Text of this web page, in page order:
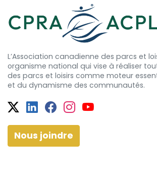
L’Association canadienne des parcs et
organisme national qui vise à réaliser
des parcs et loisirs comme moteur
et du dynamisme des communautés.
Twitter
Facebook
Facebook
Instagram
YouTube
Nous joindre